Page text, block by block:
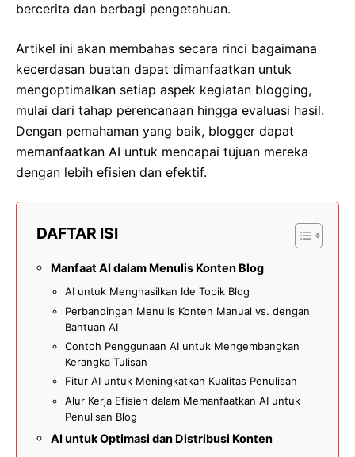
bercerita dan berbagi pengetahuan.
Artikel ini akan membahas secara rinci bagaimana
kecerdasan buatan dapat dimanfaatkan untuk
mengoptimalkan setiap aspek kegiatan blogging,
mulai dari tahap perencanaan hingga evaluasi hasil.
Dengan pemahaman yang baik, blogger dapat
memanfaatkan AI untuk mencapai tujuan mereka
dengan lebih efisien dan efektif.
DAFTAR ISI
Manfaat AI dalam Menulis Konten Blog
AI untuk Menghasilkan Ide Topik Blog
Perbandingan Menulis Konten Manual vs. dengan
Bantuan AI
Contoh Penggunaan AI untuk Mengembangkan
Kerangka Tulisan
Fitur AI untuk Meningkatkan Kualitas Penulisan
Alur Kerja Efisien dalam Memanfaatkan AI untuk
Penulisan Blog
AI untuk Optimasi dan Distribusi Konten